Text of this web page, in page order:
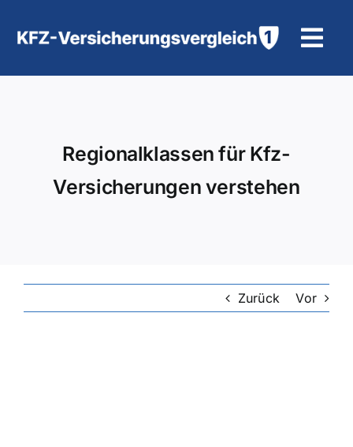
Inhalt
Hilfe und Kontakt
Regionalklassen für Kfz-
Versicherungen verstehen
Zurück Vor